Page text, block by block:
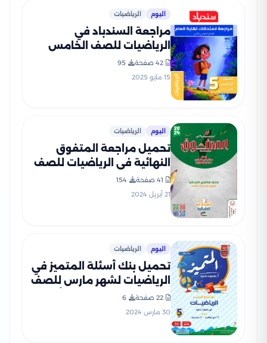
اليوم الرياضيات
مراجعة السندباد في
الرياضيات للصف الخامس
بالاجابات
42 صفحة
95
15 مايو 2025
اليوم الرياضيات
تحميل مراجعة المتفوق
النهائية في الرياضيات للصف
الخامس الابتدائي الفصل
الدراسي الثاني
41 صفحة
154
21 أبريل 2024
اليوم الرياضيات
تحميل بنك أسئلة المتميز في
الرياضيات لشهر مارس للصف
الخامس الابتدائي (بنك أسئلة
وإجاباته النموذجية)
22 صفحة
6
30 مارس 2024